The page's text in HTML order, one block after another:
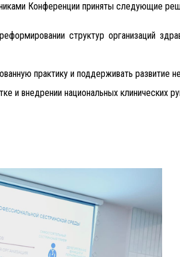
Конференции приняты следующие
структур организаций
практику и поддерживать развитие
и внедрении национальных клинических